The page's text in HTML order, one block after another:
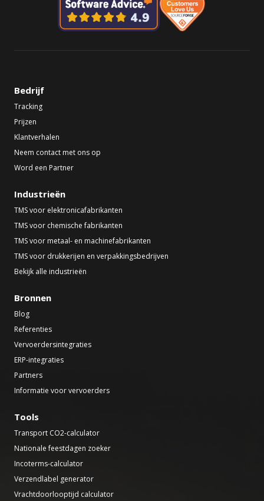
Bedrijf
Tracking
Prijzen
Klantverhalen
Neem contact met ons op
Word een Partner
Industrieën
TMS voor elektronicafabrikanten
TMS voor chemische fabrikanten
TMS voor metaal- en machinefabrikanten
TMS voor drukkerijen en verpakkingsbedrijven
Bekijk alle industrieën
Bronnen
Blog
Referenties
Vervoerdersintegraties
ERP-integraties
Partners
Informatie voor vervoerders
Tools
Transport CO2-calculator
Nationale feestdagen zoeker
Incoterms-calculator
Verzendlabel generator
Vrachtdoorlooptijd calculator